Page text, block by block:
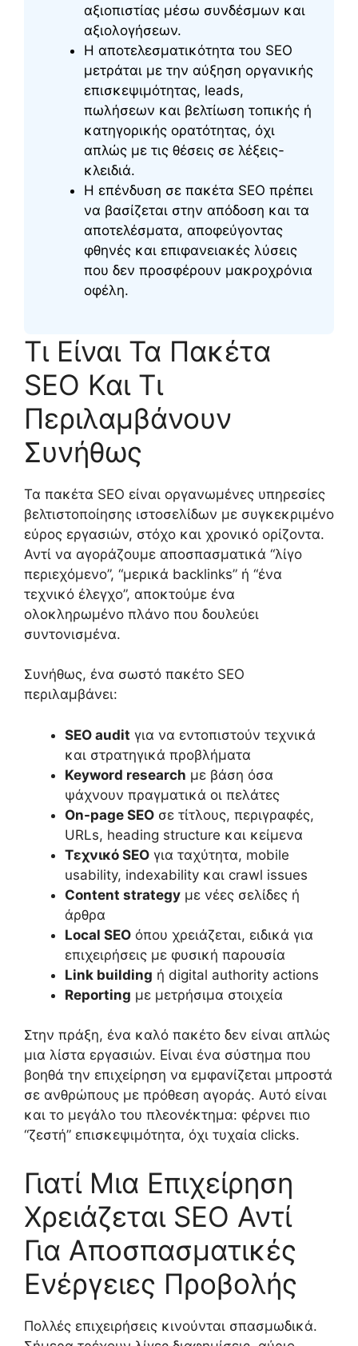
αξιοπιστίας μέσω συνδέσμων και
αξιολογήσεων.
Η αποτελεσματικότητα του SEO
μετράται με την αύξηση οργανικής
επισκεψιμότητας, leads,
πωλήσεων και βελτίωση τοπικής ή
κατηγορικής ορατότητας, όχι
απλώς με τις θέσεις σε λέξεις-
κλειδιά.
Η επένδυση σε πακέτα SEO πρέπει
να βασίζεται στην απόδοση και τα
αποτελέσματα, αποφεύγοντας
φθηνές και επιφανειακές λύσεις
που δεν προσφέρουν μακροχρόνια
οφέλη.
Τι Είναι Τα Πακέτα
SEO Και Τι
Περιλαμβάνουν
Συνήθως
Τα πακέτα SEO είναι οργανωμένες υπηρεσίες
βελτιστοποίησης ιστοσελίδων με συγκεκριμένο
εύρος εργασιών, στόχο και χρονικό ορίζοντα.
Αντί να αγοράζουμε αποσπασματικά “λίγο
περιεχόμενο”, “μερικά backlinks” ή “ένα
τεχνικό έλεγχο”, αποκτούμε ένα
ολοκληρωμένο πλάνο που δουλεύει
συντονισμένα.
Συνήθως, ένα σωστό πακέτο SEO
περιλαμβάνει:
SEO audit για να εντοπιστούν τεχνικά
και στρατηγικά προβλήματα
Keyword research με βάση όσα
ψάχνουν πραγματικά οι πελάτες
On-page SEO σε τίτλους, περιγραφές,
URLs, heading structure και κείμενα
Τεχνικό SEO για ταχύτητα, mobile
usability, indexability και crawl issues
Content strategy με νέες σελίδες ή
άρθρα
Local SEO όπου χρειάζεται, ειδικά για
επιχειρήσεις με φυσική παρουσία
Link building ή digital authority actions
Reporting με μετρήσιμα στοιχεία
Στην πράξη, ένα καλό πακέτο δεν είναι απλώς
μια λίστα εργασιών. Είναι ένα σύστημα που
βοηθά την επιχείρηση να εμφανίζεται μπροστά
σε ανθρώπους με πρόθεση αγοράς. Αυτό είναι
και το μεγάλο του πλεονέκτημα: φέρνει πιο
“ζεστή” επισκεψιμότητα, όχι τυχαία clicks.
Γιατί Μια Επιχείρηση
Χρειάζεται SEO Αντί
Για Αποσπασματικές
Ενέργειες Προβολής
Πολλές επιχειρήσεις κινούνται σπασμωδικά.